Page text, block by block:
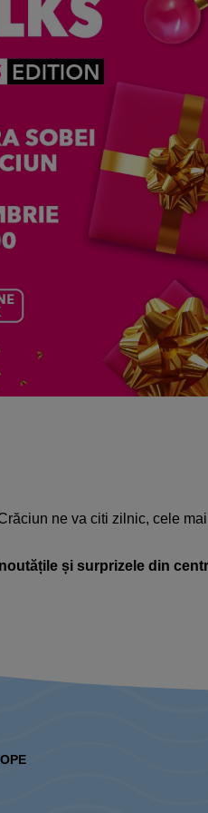
ne va citi zilnic, cele
noutățile și surprizele din